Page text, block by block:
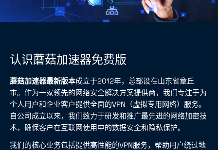
认识蘑菇加速器免费版
蘑菇加速器最新版本成立于2012年，总部设在山东省章丘
市。作为一家领先的网络安全解决方案提供商，我们专注于为
个人用户和企业客户提供全面的VPN（虚拟专用网络）服务。
自公司成立以来，我们致力于研发和推广最先进的网络加密技
术，确保客户在互联网使用中的数据安全和隐私保护。
我们的核心业务包括提供高性能的VPN服务，帮助用户绕过地